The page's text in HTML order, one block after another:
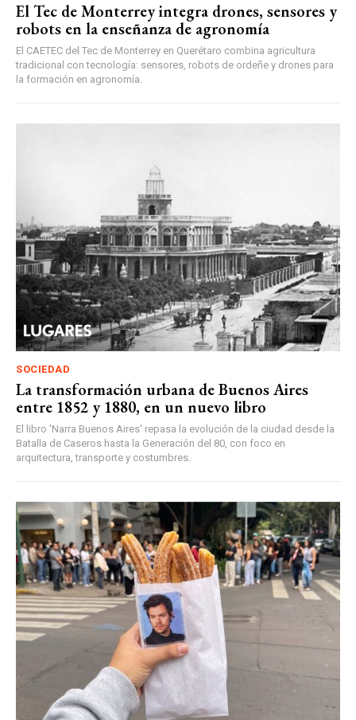
El Tec de Monterrey integra drones, sensores y
robots en la enseñanza de agronomía
El CAETEC del Tec de Monterrey en Querétaro combina agricultura
tradicional con tecnología: sensores, robots de ordeñe y drones para
la formación en agronomía.
SOCIEDAD
La transformación urbana de Buenos Aires
entre 1852 y 1880, en un nuevo libro
El libro 'Narra Buenos Aires' repasa la evolución de la ciudad desde la
Batalla de Caseros hasta la Generación del 80, con foco en
arquitectura, transporte y costumbres.